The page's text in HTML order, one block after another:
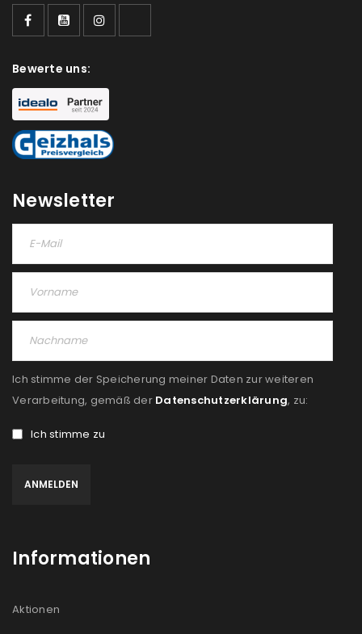
ANMELDEN
Benutzername oder E-Mail-Adresse
Passwort*
Anmeldeformular geschützt durch
ANMELDEN
PASSWORT VERGESSEN?
E-Mail-Adresse *
deine E-Mail-Adresse gesendet.
Please select all the ways you would like to hear from
Ich stimme zu
Bewerte uns:
Newsletter
Ich stimme der Speicherung meiner Daten zur weiteren
Verarbeitung, gemäß der Datenschutzerklärung, zu:
Ich stimme zu
Informationen
Aktionen